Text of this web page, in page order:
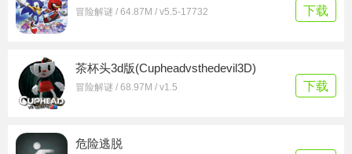
冒险解谜 / 64.87M / v5.5-17732 下载
茶杯头3d版(Cupheadvsthedevil3D)
冒险解谜 / 68.97M / v1.5 下载
危险逃脱